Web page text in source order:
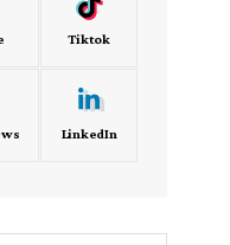
Tiktok
LinkedIn